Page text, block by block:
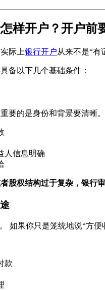
样开户？开户前
际上银行开户从来不是“有
备以下几个基础条件：
要的是身份和背景要清晰。
人信息明确
股权结构过于复杂，银行审
如果你只是笼统地说“方便
款